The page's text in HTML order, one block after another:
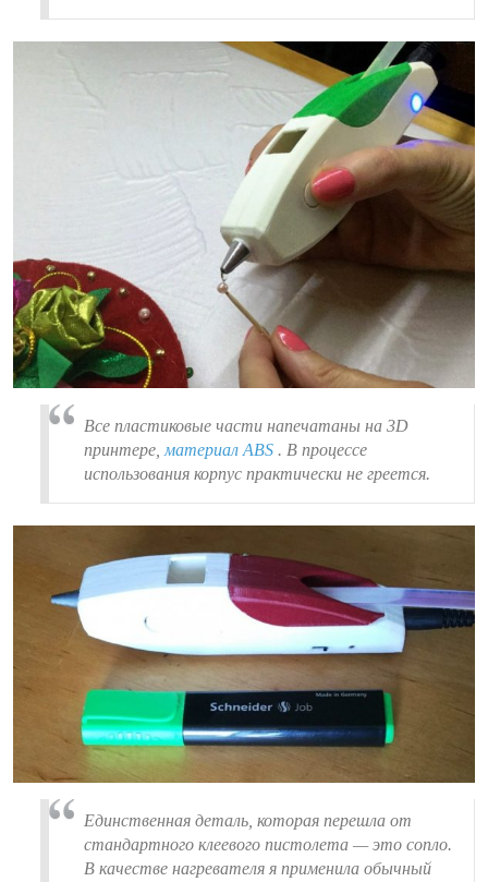
Все пластиковые части напечатаны на 3D
принтере, материал ABS . В процессе
использования корпус практически не греется.
Единственная деталь, которая перешла от
стандартного клеевого пистолета — это сопло.
В качестве нагревателя я применила обычный